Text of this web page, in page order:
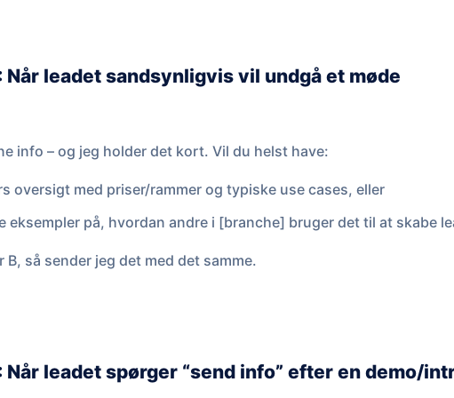
Når leadet sandsynligvis vil undgå et møde
info – og jeg holder det kort. Vil du helst have:
oversigt med priser/rammer og typiske use cases, eller
eksempler på, hvordan andre i [branche] bruger det til at skabe
B, så sender jeg det med det samme.
Når leadet spørger “send info” efter en demo/